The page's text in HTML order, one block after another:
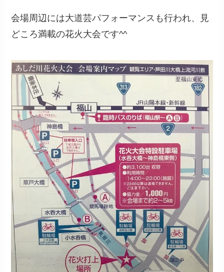
会場周辺には大道芸パフォーマンスも行われ、見
どころ満載の花火大会です^^